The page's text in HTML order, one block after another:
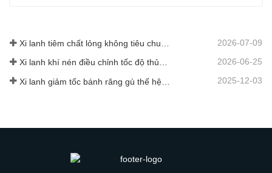
2026-07-09
Xi lanh khí nén điều chỉnh tốc độ thủy lực: Giải pháp chuyển động ổn định không va đập cho thiết bị tự động hóa 2026-06-25
2025-12-03